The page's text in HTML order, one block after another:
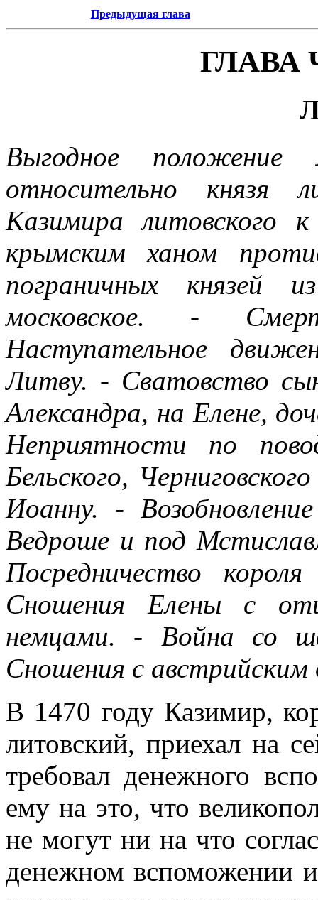
Предыдущая глава
ГЛАВА
Выгодное положение
относительно князя
Казимира
крымским ханом
пограничных князей
московское. -
Наступательное
Литву. - Сватовство
Александра, на Елене,
Неприятности по
Бельского,
Иоанну. -
Ведроше и под
Посредничество
Сношения Елены с
немцами. - Война со
Сношения с
В 1470 году Казимир,
литовский, приехал на
требовал денежного
ему на это, что
не могут ни на что
денежном вспоможении